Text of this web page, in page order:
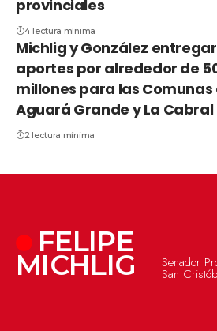
provinciales
4 lectura mínima
Michlig y González
aportes por alrededor de
millones para las Comunas
Aguará Grande y La Cabral
2 lectura mínima
FELIPE
MICHLIG Senador
San